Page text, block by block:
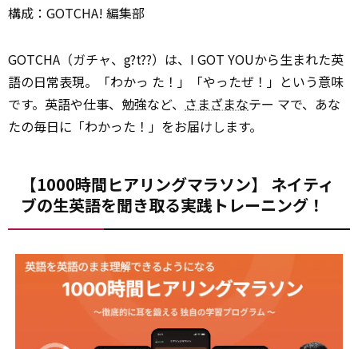
構成：GOTCHA! 編集部
GOTCHA（ガチャ、g?t??）は、I GOT YOUから生まれた英
語の日常表現。「わかっ た！」「やったぜ！」という意味
です。英語や仕事、勉強など、 さまざまなテー マで、あな
たの毎日に「わかった！」をお届けします。
【1000時間ヒアリングマラソン】 ネイティ
ブの生英語を聞き取る実践トレーニング！